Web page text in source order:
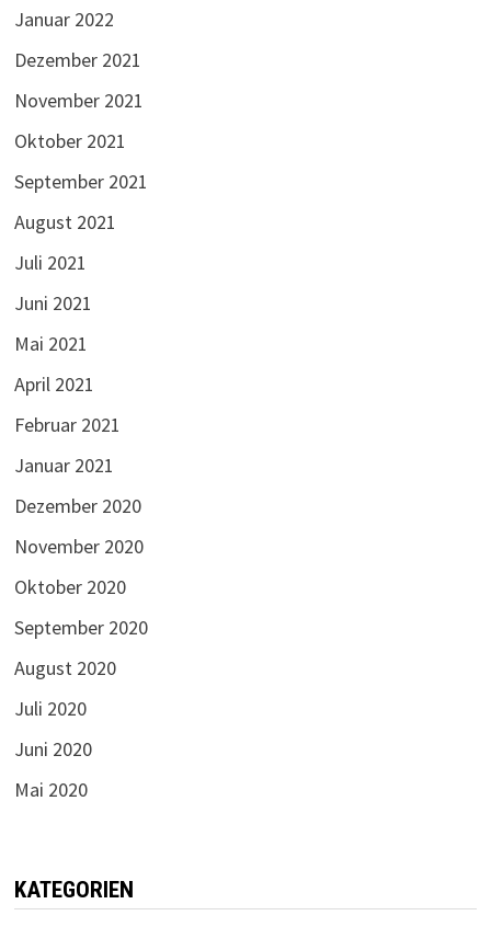
Januar 2022
Dezember 2021
November 2021
Oktober 2021
September 2021
August 2021
Juli 2021
Juni 2021
Mai 2021
April 2021
Februar 2021
Januar 2021
Dezember 2020
November 2020
Oktober 2020
September 2020
August 2020
Juli 2020
Juni 2020
Mai 2020
KATEGORIEN